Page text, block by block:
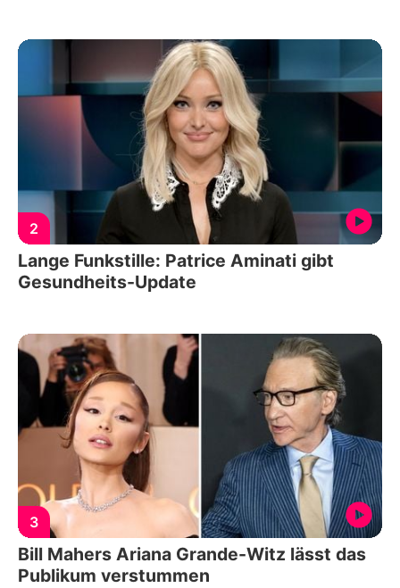
2
Lange Funkstille: Patrice Aminati gibt
Gesundheits-Update
3
Bill Mahers Ariana Grande-Witz lässt das
Publikum verstummen